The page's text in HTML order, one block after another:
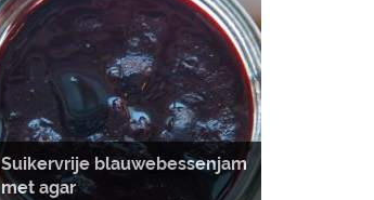
Suikervrije blauwebessenjam
met agar